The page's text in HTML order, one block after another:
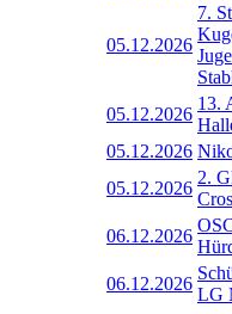
05.12.2026
7.
05.12.2026
13.
05.12.2026
05.12.2026
2.
06.12.2026
06.12.2026
LG